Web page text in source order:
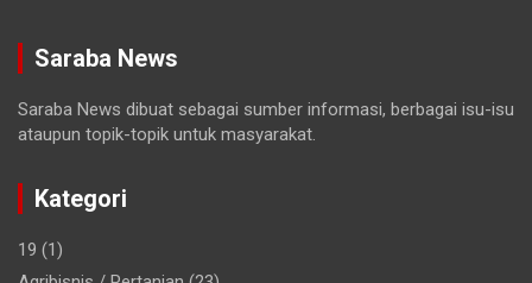
Saraba News
Saraba News dibuat sebagai sumber informasi, berbagai isu-isu
ataupun topik-topik untuk masyarakat.
Kategori
19 (1)